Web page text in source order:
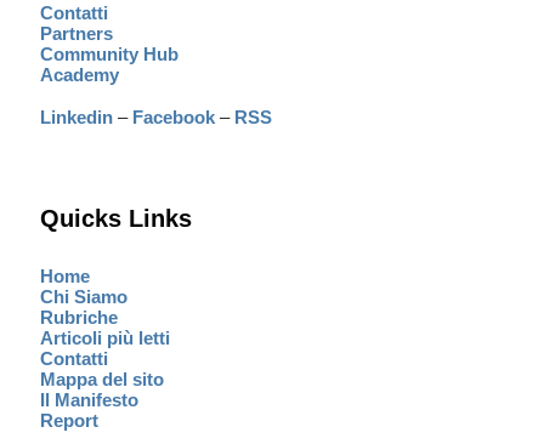
Contatti
Partners
Community Hub
Academy
Linkedin – Facebook – RSS
Quicks Links
Home
Chi Siamo
Rubriche
Articoli più letti
Contatti
Mappa del sito
Il Manifesto
Report